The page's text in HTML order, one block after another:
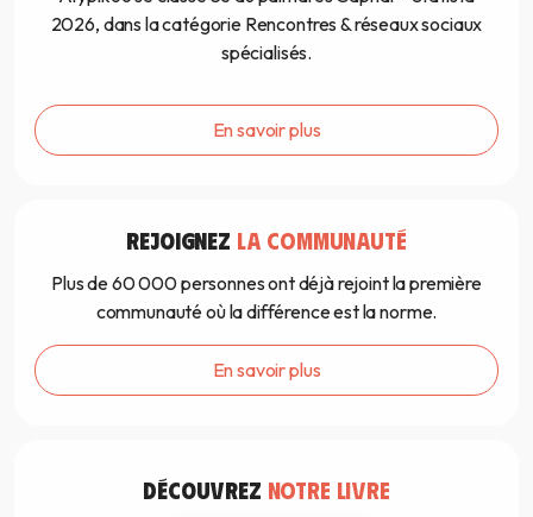
2026, dans la catégorie Rencontres & réseaux sociaux
spécialisés.
En savoir plus
REJOIGNEZ LA COMMUNAUTÉ
Plus de 60 000 personnes ont déjà rejoint la première
communauté où la différence est la norme.
En savoir plus
DÉCOUVREZ NOTRE LIVRE